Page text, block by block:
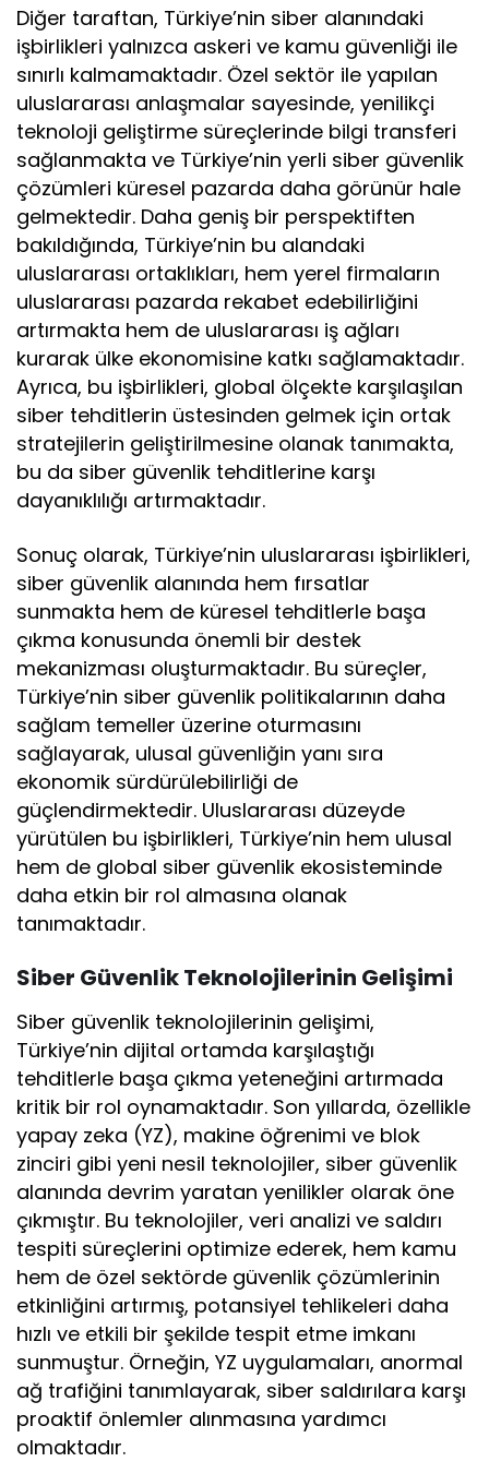
Diğer taraftan, Türkiye’nin siber alanındaki
işbirlikleri yalnızca askeri ve kamu güvenliği ile
sınırlı kalmamaktadır. Özel sektör ile yapılan
uluslararası anlaşmalar sayesinde, yenilikçi
teknoloji geliştirme süreçlerinde bilgi transferi
sağlanmakta ve Türkiye’nin yerli siber güvenlik
çözümleri küresel pazarda daha görünür hale
gelmektedir. Daha geniş bir perspektiften
bakıldığında, Türkiye’nin bu alandaki
uluslararası ortaklıkları, hem yerel firmaların
uluslararası pazarda rekabet edebilirliğini
artırmakta hem de uluslararası iş ağları
kurarak ülke ekonomisine katkı sağlamaktadır.
Ayrıca, bu işbirlikleri, global ölçekte karşılaşılan
siber tehditlerin üstesinden gelmek için ortak
stratejilerin geliştirilmesine olanak tanımakta,
bu da siber güvenlik tehditlerine karşı
dayanıklılığı artırmaktadır.
Sonuç olarak, Türkiye’nin uluslararası işbirlikleri,
siber güvenlik alanında hem fırsatlar
sunmakta hem de küresel tehditlerle başa
çıkma konusunda önemli bir destek
mekanizması oluşturmaktadır. Bu süreçler,
Türkiye’nin siber güvenlik politikalarının daha
sağlam temeller üzerine oturmasını
sağlayarak, ulusal güvenliğin yanı sıra
ekonomik sürdürülebilirliği de
güçlendirmektedir. Uluslararası düzeyde
yürütülen bu işbirlikleri, Türkiye’nin hem ulusal
hem de global siber güvenlik ekosisteminde
daha etkin bir rol almasına olanak
tanımaktadır.
Siber Güvenlik Teknolojilerinin Gelişimi
Siber güvenlik teknolojilerinin gelişimi,
Türkiye’nin dijital ortamda karşılaştığı
tehditlerle başa çıkma yeteneğini artırmada
kritik bir rol oynamaktadır. Son yıllarda, özellikle
yapay zeka (YZ), makine öğrenimi ve blok
zinciri gibi yeni nesil teknolojiler, siber güvenlik
alanında devrim yaratan yenilikler olarak öne
çıkmıştır. Bu teknolojiler, veri analizi ve saldırı
tespiti süreçlerini optimize ederek, hem kamu
hem de özel sektörde güvenlik çözümlerinin
etkinliğini artırmış, potansiyel tehlikeleri daha
hızlı ve etkili bir şekilde tespit etme imkanı
sunmuştur. Örneğin, YZ uygulamaları, anormal
ağ trafiğini tanımlayarak, siber saldırılara karşı
proaktif önlemler alınmasına yardımcı
olmaktadır.